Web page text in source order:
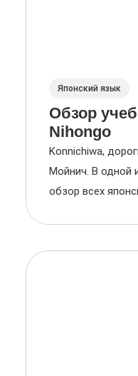
Японский язык
Обзор
Nihongo
Konnichiwa,
Мойнич. В одной
обзор всех